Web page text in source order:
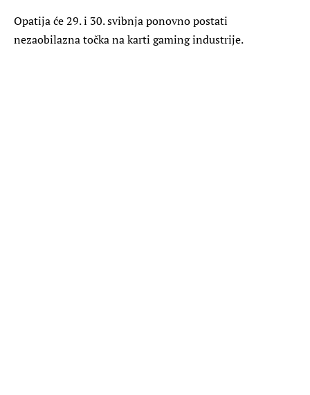
Opatija će 29. i 30. svibnja ponovno postati
nezaobilazna točka na karti gaming industrije.